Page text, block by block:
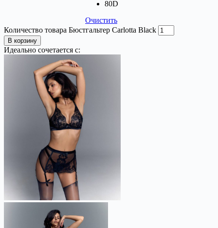
80D
Очистить
Количество товара Бюстгальтер Carlotta Black
В корзину
Идеально сочетается с: